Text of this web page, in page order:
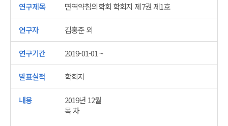
면역약침의학회 학회지 제7권 제1호
김홍준 외
2019-01-01 ~
학회지
2019년 12월
목 차